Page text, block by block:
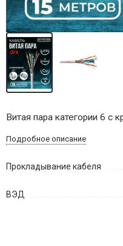
Витая пара категории 6 с
Подробное описание
Прокладывание кабеля
ВЭД